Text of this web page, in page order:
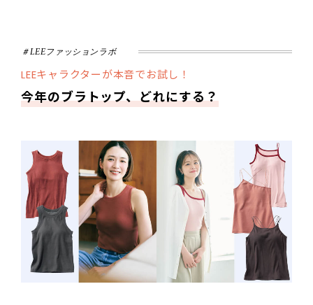
＃LEEファッションラボ
LEEキャラクターが本音でお試し！
今年のブラトップ、どれにする？